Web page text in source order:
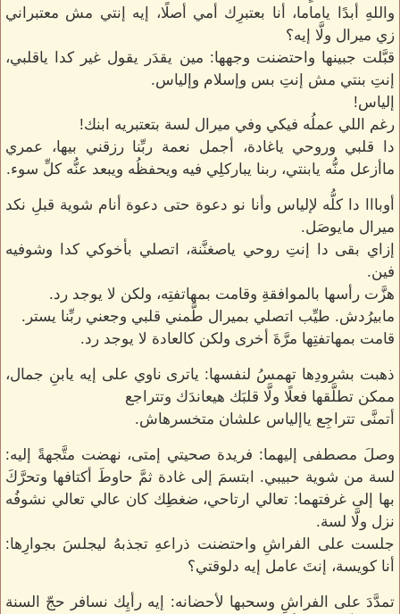
واللهِ أبدًا ياماما، أنا بعتبرِك أمي أصلًا، إيه إنتي مش معتبراني
زي ميرال ولَّا إيه؟
قبَّلت جبينها واحتضنت وجهها: مين يقدَر يقول غير كدا ياقلبي،
إنتِ بنتي مش إنتِ بس وإسلام وإلياس.
إلياس!
رغم اللي عملُه فيكي وفي ميرال لسة بتعتبريه ابنك!
دا قلبي وروحي ياغادة، أجمل نعمة ربِّنا رزقني بيها، عمري
ماأزعل منُّه يابنتي، ربنا يباركلِي فيه ويحفظُه ويبعد عنُّه كلِّ سوء.
أوبااا دا كلُّه لإلياس وأنا نو دعوة حتى دعوة أنام شوية قبلِ نكد
ميرال مايوصَل.
إزاي بقى دا إنتِ روحي ياصغنَّنة، اتصلي بأخوكي كدا وشوفيه
فين.
هزَّت رأسها بالموافقةِ وقامت بمهاتفتِه، ولكن لا يوجد رد.
مابيرُدش. طيِّب اتصلي بميرال طَّمني قلبي وجعني ربِّنا يستر.
قامت بمهاتفتِها مرَّةَ أخرى ولكن كالعادة لا يوجد رد.
ذهبت بشرودِها تهمسُ لنفسها: ياترى ناوي على إيه يابنِ جمال،
ممكن تطلَّقها فعلًا ولَّا قلبَك هيعاندَك وتتراجع
أتمنَّى تتراجِع ياإلياس علشان متخسرهاش.
وصلَ مصطفى إليهما: فريدة صحيتي إمتى، نهضت متَّجهةً إليه:
لسة من شوية حبيبي. ابتسمَ إلى غادة ثمَّ حاوطَ أكتافها وتحرَّكَ
بها إلى غرفتهما: تعالي ارتاحي، ضغطِك كان عالي تعالي نشوفُه
نزل ولَّا لسة.
جلست على الفراشِ واحتضنت ذراعهِ تجذبهُ ليجلسَ بجوارِها:
أنا كويسة، إنتَ عامل إيه دلوقتي؟
تمدَّدَ على الفراشِ وسحبها لأحضانه: إيه رأيِك نسافر حجّ السنة